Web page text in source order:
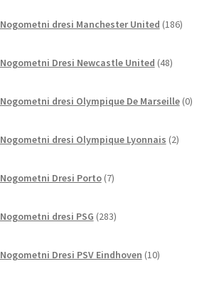
Nogometni dresi Manchester United 186izdelkov
Nogometni Dresi Newcastle United 48izdelkov
Nogometni dresi Olympique De Marseille 0
Nogometni dresi Olympique Lyonnais 2izdelka
Nogometni Dresi Porto 7izdelkov
Nogometni dresi PSG 283izdelkov
Nogometni Dresi PSV Eindhoven 10izdelkov